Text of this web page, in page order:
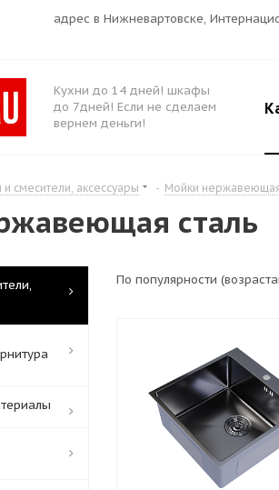
адрес в Нижневартовске,
Кухни до 14 дней! шкафы
до 7дней! Если не сделаем
вернем деньги!
и смесители, аксессуары - Мойки нержавеющая
сталь
По популярности